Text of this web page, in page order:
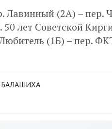
Лавинный (2А) – пер.
50 лет Советской
(1Б) – пер.